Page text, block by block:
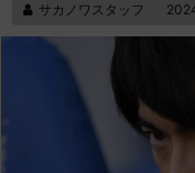
サカノワスタッフ